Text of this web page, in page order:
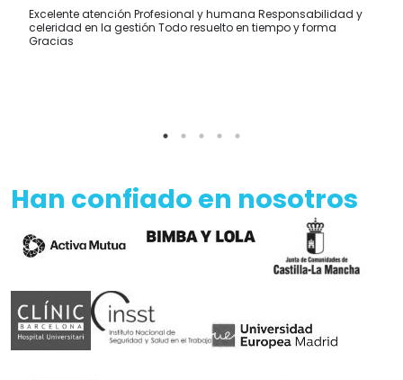
Excelente atención Profesional y humana Responsabilidad y
celeridad en la gestión Todo resuelto en tiempo y forma
Gracias
Han confiado en nosotros